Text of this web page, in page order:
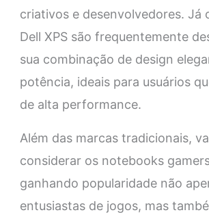
criativos e desenvolvedores. Já
Dell XPS são frequentemente
sua combinação de design
potência, ideais para usuários
de alta performance.
Além das marcas tradicionais,
considerar os notebooks
ganhando popularidade não
entusiastas de jogos, mas